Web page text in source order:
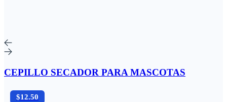
CEPILLO SECADOR PARA MASCOTAS
$12.50